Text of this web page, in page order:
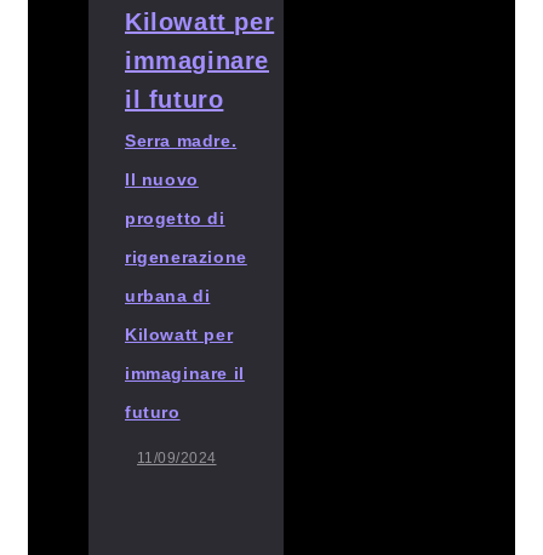
Serra madre.
Il nuovo
progetto di
rigenerazione
urbana di
Kilowatt per
immaginare il
futuro
11/09/2024